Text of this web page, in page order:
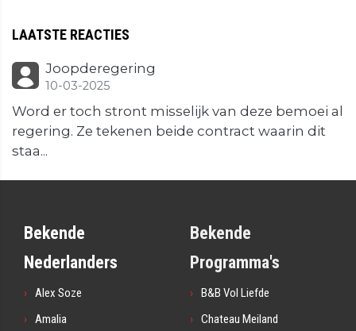
LAATSTE REACTIES
Joopderegering
10-03-2025
Word er toch stront misselijk van deze bemoei al
regering. Ze tekenen beide contract waarin dit
staa...
Bekende
Nederlanders
Alex Soze
Amalia
Bekende
Programma's
B&B Vol Liefde
Chateau Meiland